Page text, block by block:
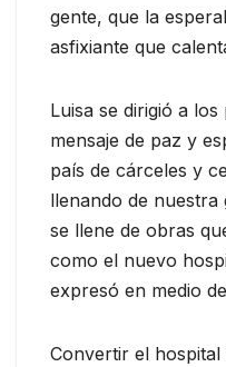
gente, que la
asfixiante que
Luisa se dirigió a
mensaje de paz y
país de cárceles y
llenando de nuestra
se llene de obras
como el nuevo
expresó en medio
Convertir el